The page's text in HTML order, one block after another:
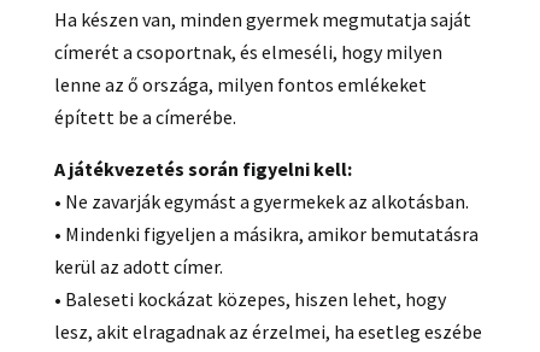
Ha készen van, minden gyermek megmutatja saját
címerét a csoportnak, és elmeséli, hogy milyen
lenne az ő országa, milyen fontos emlékeket
épített be a címerébe.
A játékvezetés során figyelni kell:
• Ne zavarják egymást a gyermekek az alkotásban.
• Mindenki figyeljen a másikra, amikor bemutatásra
kerül az adott címer.
• Baleseti kockázat közepes, hiszen lehet, hogy
lesz, akit elragadnak az érzelmei, ha esetleg eszébe